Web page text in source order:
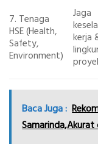
7. Tenaga
HSE (Health,
Safety,
Environment)
Jaga
kerja
Baca Juga :